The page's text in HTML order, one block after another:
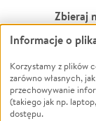
Zbieraj
Pożar
Ukraina
Informacje o
Korzystamy z plików
zarówno własnych,
przechowywanie
(takiego jak np.
dostępu.